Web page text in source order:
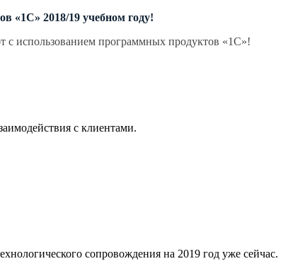
«1С» 2018/19 учебном году!
с использованием программных продуктов «1С»!
с клиентами.
сопровождения на 2019 год уже сейчас.